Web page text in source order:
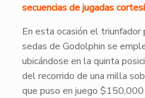
secuencias de jugadas
En esta ocasión el triunfador
sedas de Godolphin se
ubicándose en la quinta
del recorrido de una milla
que puso en juego